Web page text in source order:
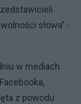
słowa" -
w mediach
z powodu